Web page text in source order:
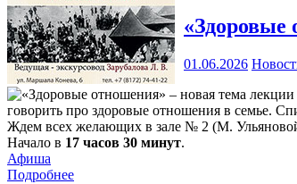
«Здоровые
01.06.2026
говорить про здоровые отношения в семье.
Ждем всех желающих в зале № 2 (М.
Начало в 17 часов 30 минут.
Афиша
Подробнее